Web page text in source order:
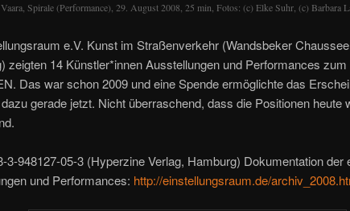
Spirale (Performance), 29. August 2008, 25 min, Fotos: (c) Elke Suhr, (c) Barbara
e.V. Kunst im Straßenverkehr (Wandsbeker
zeigten 14 Künstler*innen Ausstellungen und Performances
Das war schon 2009 und eine Spende ermöglichte das
gerade jetzt. Nicht überraschend, dass die Positionen heute
3-948127-05-3 (Hyperzine Verlag, Hamburg) Dokumentation der
und Performances: http://einstellungsraum.de/